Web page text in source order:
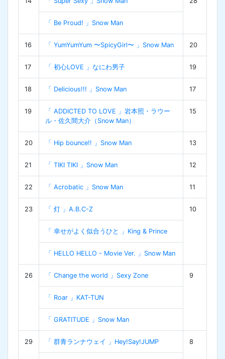
「 Be Proud! 」Snow Man
16 「 YumYumYum 〜SpicyGirl〜 」Snow Man 20
17 「 初心LOVE 」なにわ男子 19
18 「 Delicious!!! 」Snow Man 17
19
「 ADDICTED TO LOVE 」岩本照・ラウー
ル・佐久間大介（Snow Man）
15
20 「 Hip bounce!! 」Snow Man 13
21 「 TIKI TIKI 」Snow Man 12
22 「 Acrobatic 」Snow Man 11
23 「 灯 」A.B.C-Z 10
「 幸せがよく似合うひと 」King & Prince
「 HELLO HELLO - Movie Ver. 」Snow Man
26 「 Change the world 」Sexy Zone 9
「 Roar 」KAT-TUN
「 GRATITUDE 」Snow Man
29 「 群青ランナウェイ 」Hey!Say!JUMP 8